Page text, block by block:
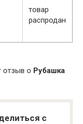
товар
распродан
отзыв о Рубашка
с